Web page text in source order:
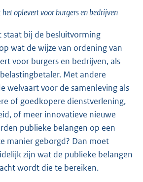
oplevert voor burgers en bedrijven
staat bij de besluitvorming
wat de wijze van ordening van
voor burgers en bedrijven, als
Met andere
welvaart voor de samenleving als
of goedkopere dienstverlening,
of meer innovatieve nieuwe
publieke belangen op een
manier geborgd? Dan moet
zijn wat de publieke belangen
wordt die te bereiken.